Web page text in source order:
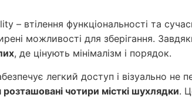
– втілення функціональності та
можливості для зберігання.
, де цінують мінімалізм і порядок.
легкий доступ і візуально не
чотири місткі шухлядки.